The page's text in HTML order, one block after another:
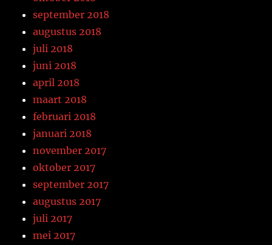
september 2018
augustus 2018
juli 2018
juni 2018
april 2018
maart 2018
februari 2018
januari 2018
november 2017
oktober 2017
september 2017
augustus 2017
juli 2017
mei 2017